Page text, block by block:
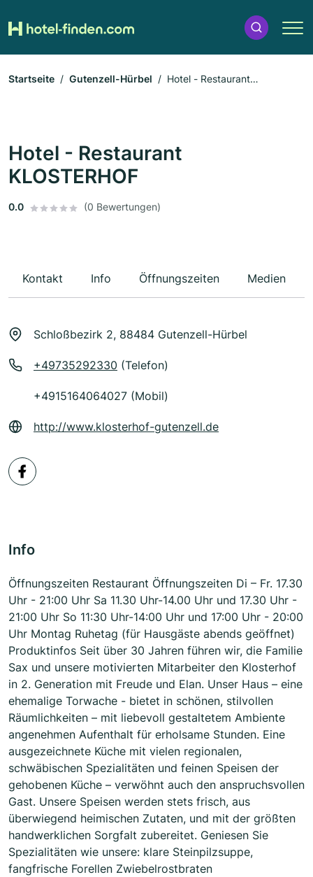
Startseite Gutenzell-Hürbel
Hotel - Restaurant
Hotel - Restaurant
KLOSTERHOF
0.0 (0 Bewertungen)
Kontakt Info Öffnungszeiten Medien
Schloßbezirk 2, 88484 Gutenzell-Hürbel
+49735292330 (Telefon)
+4915164064027 (Mobil)
http://www.klosterhof-gutenzell.de
Info
Öffnungszeiten Restaurant Öffnungszeiten Di – Fr. 17.30
Uhr - 21:00 Uhr Sa 11.30 Uhr-14.00 Uhr und 17.30 Uhr -
21:00 Uhr So 11:30 Uhr-14:00 Uhr und 17:00 Uhr - 20:00
Uhr Montag Ruhetag (für Hausgäste abends geöffnet)
Produktinfos Seit über 30 Jahren führen wir, die Familie
Sax und unsere motivierten Mitarbeiter den Klosterhof
in 2. Generation mit Freude und Elan. Unser Haus – eine
ehemalige Torwache - bietet in schönen, stilvollen
Räumlichkeiten – mit liebevoll gestaltetem Ambiente
angenehmen Aufenthalt für erholsame Stunden. Eine
ausgezeichnete Küche mit vielen regionalen,
schwäbischen Spezialitäten und feinen Speisen der
gehobenen Küche – verwöhnt auch den anspruchsvollen
Gast. Unsere Speisen werden stets frisch, aus
überwiegend heimischen Zutaten, und mit der größten
handwerklichen Sorgfalt zubereitet. Geniesen Sie
Spezialitäten wie unsere: klare Steinpilzsuppe,
fangfrische Forellen Zwiebelrostbraten